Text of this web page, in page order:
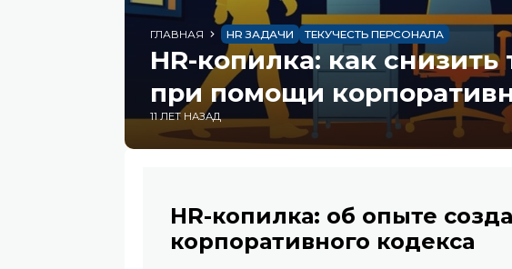
ГЛАВНАЯ HR ЗАДАЧИ ТЕКУЧЕСТЬ ПЕРСОНАЛА
HR-копилка: как снизить
при помощи
11 ЛЕТ НАЗАД
HR-копилка: об опыте
корпоративного кодекса